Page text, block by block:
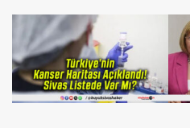
korkalım”